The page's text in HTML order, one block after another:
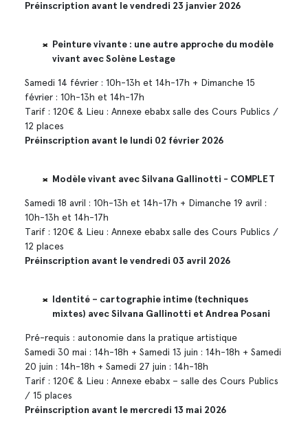
Préinscription avant le vendredi 23 janvier 2026
Peinture vivante : une autre approche du modèle
vivant avec Solène Lestage
Samedi 14 février : 10h-13h et 14h-17h + Dimanche 15
février : 10h-13h et 14h-17h
Tarif : 120€ & Lieu : Annexe ebabx salle des Cours Publics /
12 places
Préinscription avant le lundi 02 février 2026
Modèle vivant avec Silvana Gallinotti - COMPLET
Samedi 18 avril : 10h-13h et 14h-17h + Dimanche 19 avril :
10h-13h et 14h-17h
Tarif : 120€ & Lieu : Annexe ebabx salle des Cours Publics /
12 places
Préinscription avant le vendredi 03 avril 2026
Identité – cartographie intime (techniques
mixtes) avec Silvana Gallinotti et Andrea Posani
Pré-requis : autonomie dans la pratique artistique
Samedi 30 mai : 14h-18h + Samedi 13 juin : 14h-18h + Samedi
20 juin : 14h-18h + Samedi 27 juin : 14h-18h
Tarif : 120€ & Lieu : Annexe ebabx – salle des Cours Publics
/ 15 places
Préinscription avant le mercredi 13 mai 2026